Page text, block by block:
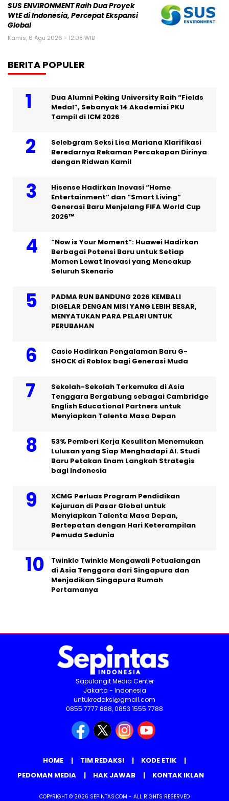
SUS ENVIRONMENT Raih Dua Proyek
WtE di Indonesia, Percepat Ekspansi
Global
Kamis, 6 Agu 2026 - 12:08 WIB
BERITA POPULER
Dua Alumni Peking University Raih “Fields
Medal”, Sebanyak 14 Akademisi PKU
Tampil di ICM 2026
Selebgram Seksi Lisa Mariana Klarifikasi
Beredarnya Rekaman Percakapan Dirinya
dengan Ridwan Kamil
Hisense Hadirkan Inovasi “Home
Entertainment” dan “Smart Living”
Generasi Baru Menjelang FIFA World Cup
2026™
“Now is Your Moment”: Huawei Hadirkan
Berbagai Potensi Baru untuk Setiap
Momen Lewat Inovasi yang Mencakup
Seluruh Skenario
PADMA RUN BANDUNG 2026 KEMBALI
DIGELAR DENGAN MISI YANG LEBIH BESAR,
MENYATUKAN PARA PELARI UNTUK
PERUBAHAN
Casio Hadirkan Pengalaman Baru G-
SHOCK di Roblox bagi Generasi Muda
Sekolah-Sekolah Terkemuka di Asia
Tenggara Bergabung sebagai Cambridge
English Educational Partners untuk
Menyiapkan Talenta Masa Depan
53% Pemberi Kerja Kesulitan Menemukan
Lulusan yang Siap Menghadapi AI. Studi
Baru Petakan Enam Langkah Strategis
bagi Indonesia
XCMG Perluas Program Pendidikan
Kejuruan di Pasar Global untuk
Menyiapkan Talenta Masa Depan,
Bertepatan dengan Hari Keterampilan
Pemuda Sedunia
Twinkle Twinkle Mengawali Petualangan
di Asia Tenggara dari Singapura dan
Menjadikan Singapura Rumah
Pertamanya
Sapulangit Media Center
Jakarta - Indonesia
untukredaksi@gmail.com
0855 7777 888, 0853 1555 7788
HOME TIM REDAKSI
KODE ETIK
PEDOMAN MEDIA
HAK JAWAB KONTAK IKLAN
COPYRIGHT © 2026 SEPINTAS.COM - ALL RIGHTS RESERVED